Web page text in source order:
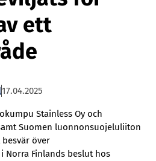
ett
17.04.2025
Stainless Oy och
Suomen luonnonsuojeluliiton
över
Norra Finlands beslut hos